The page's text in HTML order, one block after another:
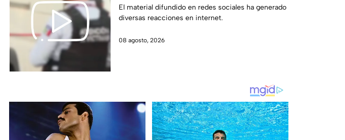
contra un hombre que perdió la vid4
El material difundido en redes sociales ha generado
diversas reacciones en internet.
08 agosto, 2026